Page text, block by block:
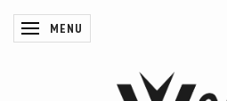
SKIFTE NAVIGATION
MENU